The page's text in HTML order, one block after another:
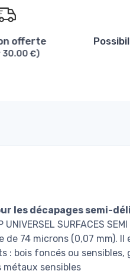
offerte
30.00 €)
les décapages semi-
UNIVERSEL SURFACES
de 74 microns (0,07 mm). Il
: bois foncés ou
métaux sensibles